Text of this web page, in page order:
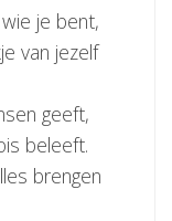
je bent,
van jezelf
geeft,
beleeft.
brengen